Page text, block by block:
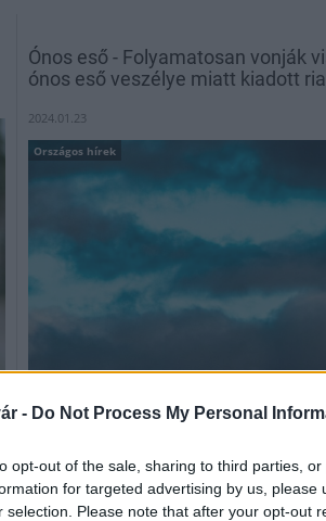
- Do Not Process My Personal
opt-out of the sale, sharing to third parties,
for targeted advertising by us, please
selection. Please note that after your opt-out
Ónos eső - Folyamatosan vonják
ónos eső veszélye miatt kiadott
2024.01.23
Országos hírek
kiadott riasztásokat a HungaroMet
délelőtt.